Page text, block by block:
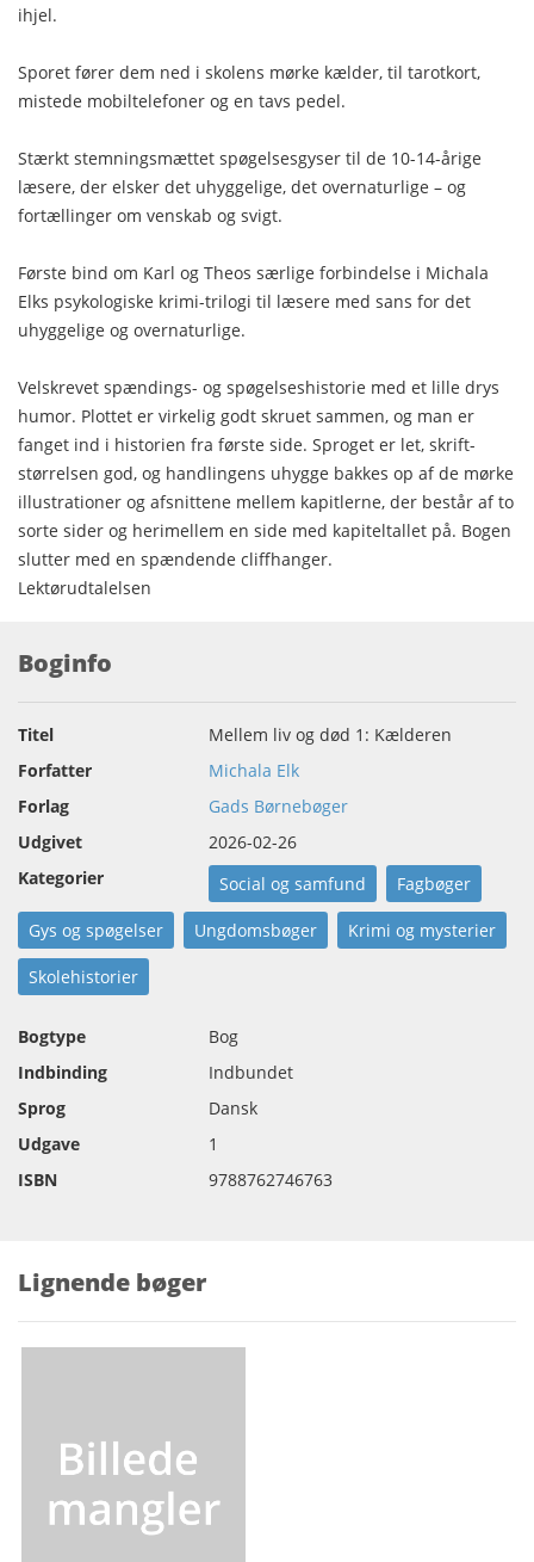
ihjel.
Sporet fører dem ned i skolens mørke kælder, til tarotkort,
mistede mobiltelefoner og en tavs pedel.
Stærkt stemningsmættet spøgelsesgyser til de 10-14-årige
læsere, der elsker det uhyggelige, det overnaturlige – og
fortællinger om venskab og svigt.
Første bind om Karl og Theos særlige forbindelse i Michala
Elks psykologiske krimi-trilogi til læsere med sans for det
uhyggelige og overnaturlige.
Velskrevet spændings- og spøgelseshistorie med et lille drys
humor. Plottet er virkelig godt skruet sammen, og man er
fanget ind i historien fra første side. Sproget er let, skrift-
størrelsen god, og handlingens uhygge bakkes op af de mørke
illustrationer og afsnittene mellem kapitlerne, der består af to
sorte sider og herimellem en side med kapiteltallet på. Bogen
slutter med en spændende cliffhanger.
Lektørudtalelsen
Boginfo
Titel
Mellem liv og død 1: Kælderen
Forfatter
Michala Elk
Forlag
Gads Børnebøger
Udgivet
2026-02-26
Kategorier
Social og samfund Fagbøger
Gys og spøgelser Ungdomsbøger Krimi og mysterier
Skolehistorier
Bogtype
Bog
Indbinding
Indbundet
Sprog
Dansk
Udgave
1
ISBN
9788762746763
Lignende bøger